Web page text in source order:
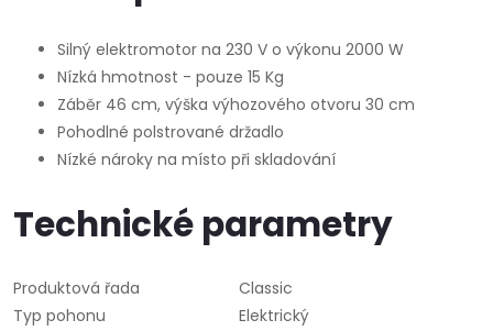
Silný elektromotor na 230 V o výkonu 2000 W
Nízká hmotnost - pouze 15 Kg
Záběr 46 cm, výška výhozového otvoru 30 cm
Pohodlné polstrované držadlo
Nízké nároky na místo při skladování
Technické parametry
Produktová řada
Classic
Typ pohonu
Elektrický